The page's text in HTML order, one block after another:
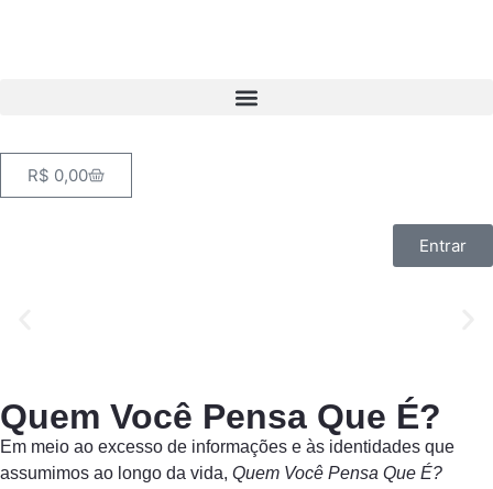
R$ 0,00
Entrar
Quem Você Pensa Que É?
Em meio ao excesso de informações e às identidades que
assumimos ao longo da vida, Quem Você Pensa Que É?